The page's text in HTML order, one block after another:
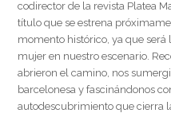
codirector de la revista Platea
título que se estrena
momento histórico, ya que será
mujer en nuestro escenario.
abrieron el camino, nos
barcelonesa y fascinándonos
autodescubrimiento que cierra